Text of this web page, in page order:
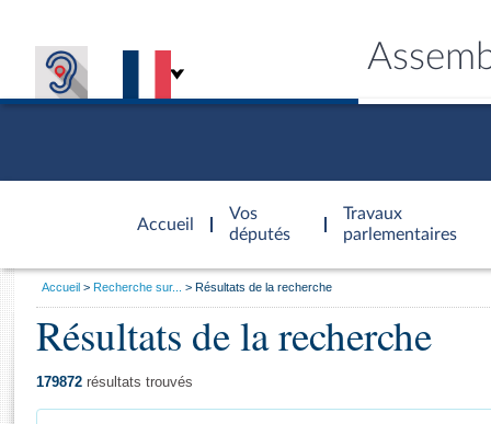
Accueil
d'accueil
Vos
députés
Travaux
parlementaires
Général
Vous
Accueil Recherche sur... Résultats de la recherche
Résultats de la recherche
179872 résultats trouvés